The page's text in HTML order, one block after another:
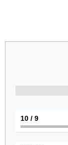
9
/ 10